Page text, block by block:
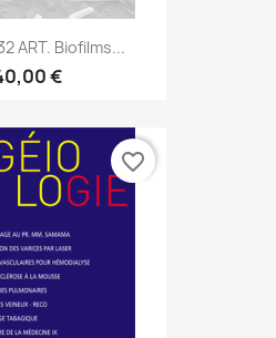
ART. Biofilms...
€
favorite_border